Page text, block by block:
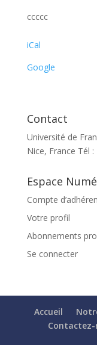
ccccc
iCal
Google
Contact
Université de
Nice, France Tél
Espace
Compte
Votre profil
Abonnements
Se connecter
Accueil
Contactez-